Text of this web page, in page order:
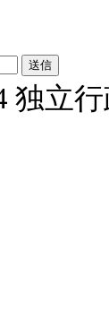
独立